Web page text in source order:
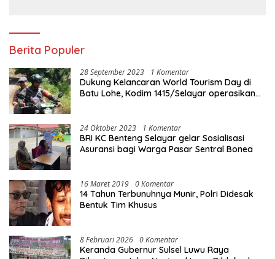
Berita Populer
28 September 2023 1 Komentar
Dukung Kelancaran World Tourism Day di
Batu Lohe, Kodim 1415/Selayar operasikan
24 Oktober 2023 1 Komentar
BRI KC Benteng Selayar gelar Sosialisasi
Asuransi bagi Warga Pasar Sentral Bonea
16 Maret 2019 0 Komentar
14 Tahun Terbunuhnya Munir, Polri Didesak
Bentuk Tim Khusus
8 Februari 2026 0 Komentar
Keranda Gubernur Sulsel Luwu Raya